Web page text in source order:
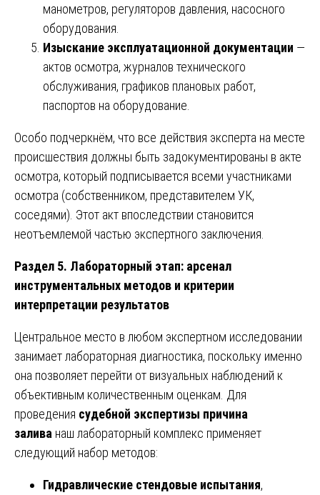
манометров, регуляторов давления, насосного
оборудования.
Изыскание эксплуатационной документации —
актов осмотра, журналов технического
обслуживания, графиков плановых работ,
паспортов на оборудование.
Особо подчеркнём, что все действия эксперта на месте
происшествия должны быть задокументированы в акте
осмотра, который подписывается всеми участниками
осмотра (собственником, представителем УК,
соседями). Этот акт впоследствии становится
неотъемлемой частью экспертного заключения.
Раздел 5. Лабораторный этап: арсенал
инструментальных методов и критерии
интерпретации результатов
Центральное место в любом экспертном исследовании
занимает лабораторная диагностика, поскольку именно
она позволяет перейти от визуальных наблюдений к
объективным количественным оценкам. Для
проведения судебной экспертизы причина
залива наш лабораторный комплекс применяет
следующий набор методов:
Гидравлические стендовые испытания,